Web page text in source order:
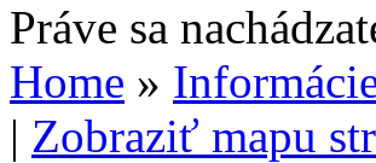
Práve sa
Home »
| Zobraziť mapu